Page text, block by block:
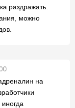
раздражать.
можно
на